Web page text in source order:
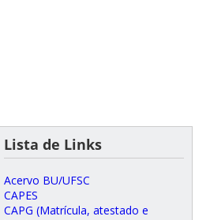
Lista de Links
Acervo BU/UFSC
CAPES
CAPG (Matrícula, atestado e